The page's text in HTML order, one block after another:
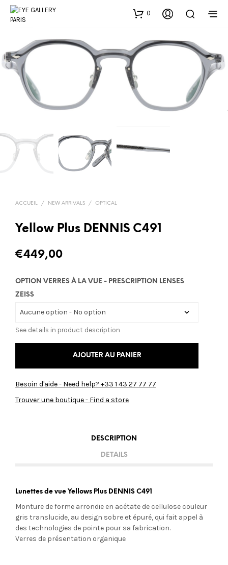
0
ACCUEIL / NEW ARRIVALS / OPTICAL
Yellow Plus DENNIS C491
€449,00
OPTION VERRES À LA VUE - PRESCRIPTION LENSES
ZEISS
See details in product description
AJOUTER AU PANIER
Besoin d'aide - Need help? +33 1 43 27 77 77
Trouver une boutique - Find a store
DESCRIPTION
DETAILS
Lunettes de vue Yellows Plus DENNIS C491
Monture de forme arrondie en acétate de cellulose couleur
gris translucide, au design sobre et épuré, qui fait appel à
des technologies de pointe pour sa fabrication.
Verres de présentation organique